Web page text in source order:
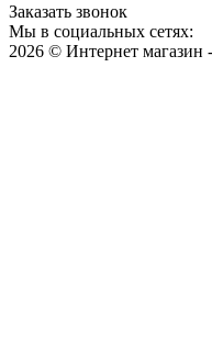
Заказать звонок
Мы в социальных сетях:
2026 © Интернет магазин